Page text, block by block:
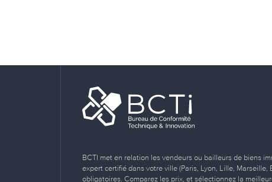
BCTI met en relation les vendeurs ou bailleurs de biens
expert certifié dans votre ville (Paris, Lyon, Lille,
obligatoires. Comparez les prix, et sélectionnez la